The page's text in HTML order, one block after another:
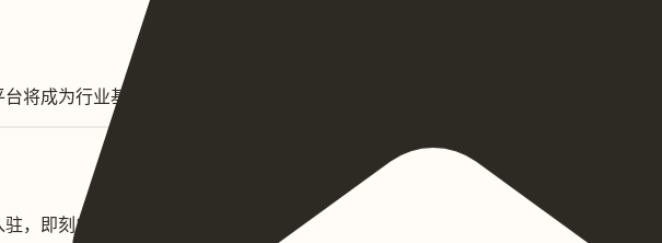
将成为行业基础设施，共同定义智慧商业服务标准。
，即刻申请。